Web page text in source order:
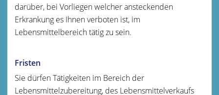
darüber, bei Vorliegen welcher ansteckenden
Erkrankung es Ihnen verboten ist, im
Lebensmittelbereich tätig zu sein.
Fristen
Sie dürfen Tätigkeiten im Bereich der
Lebensmittelzubereitung, des Lebensmittelverkaufs